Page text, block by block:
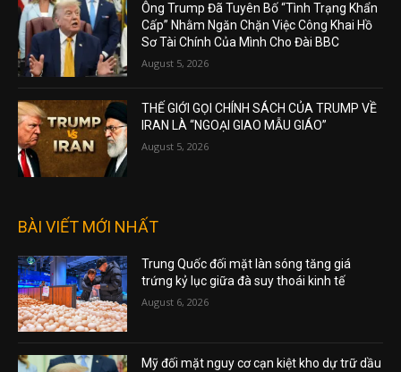
Ông Trump Đã Tuyên Bố “Tình Trạng Khẩn
Cấp” Nhằm Ngăn Chặn Việc Công Khai Hồ
Sơ Tài Chính Của Mình Cho Đài BBC
August 5, 2026
THẾ GIỚI GỌI CHÍNH SÁCH CỦA TRUMP VỀ
IRAN LÀ “NGOẠI GIAO MẪU GIÁO”
August 5, 2026
BÀI VIẾT MỚI NHẤT
Trung Quốc đối mặt làn sóng tăng giá
trứng kỷ lục giữa đà suy thoái kinh tế
August 6, 2026
Mỹ đối mặt nguy cơ cạn kiệt kho dự trữ dầu